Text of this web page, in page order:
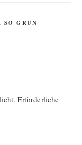
SO GRÜN
Erforderliche